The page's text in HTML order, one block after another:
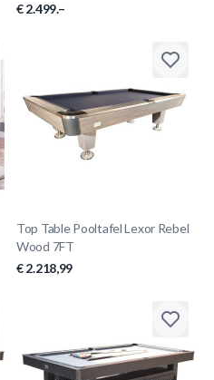
€ 2.499.–
Top Table Pooltafel Lexor Rebel
Wood 7FT
€ 2.218,99